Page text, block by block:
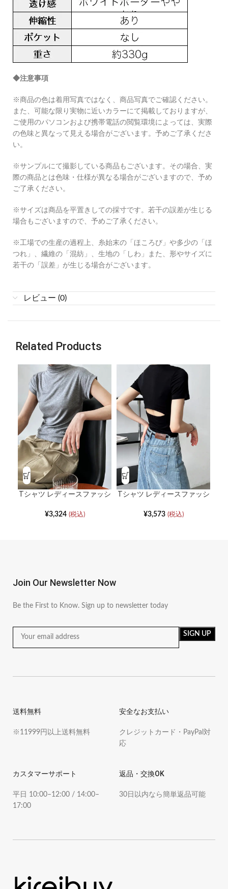
◆注意事項
※商品の色は着用写真ではなく、商品写真でご確認ください。
また、可能な限り実物に近いカラーにて掲載しておりますが、
ご使用のパソコンおよび携帯電話の閲覧環境によっては、実際
の色味と異なって見える場合がございます。予めご了承くださ
い。
※サンプルにて撮影している商品もございます。その場合、実
際の商品とは色味・仕様が異なる場合がございますので、予め
ご了承ください。
※サイズは商品を平置きしての採寸です。若干の誤差が生じる
場合もございますので、予めご了承ください。
※工場での生産の過程上、糸始末の「ほころび」や多少の「ほ
つれ」、繊維の「混紡」、生地の「しわ」また、形やサイズに
若干の「誤差」が生じる場合がございます。
レビュー (0)
Related Products
Tシャツ レディースファッシ
トムシャツ
¥3,324 (税込)
Tシャツ レディースファッシ
リムシンプル薄手トップス
¥3,573 (税込)
Join Our Newsletter Now
Be the First to Know. Sign up to newsletter today
送料無料
※11999円以上送料無料
安全なお支払い
クレジットカード・PayPal対
応
カスタマーサポート
平日 10:00–12:00 / 14:00–
17:00
返品・交換OK
30日以内なら簡単返品可能